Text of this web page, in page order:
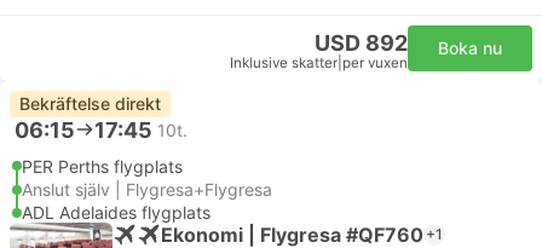
USD 892
Inklusive skatter per vuxen
Boka nu
Bekräftelse direkt
06:15 17:45 10t.
PER Perths flygplats
Anslut själv | Flygresa+Flygresa
ADL Adelaides flygplats
Ekonomi | Flygresa #QF760 +1